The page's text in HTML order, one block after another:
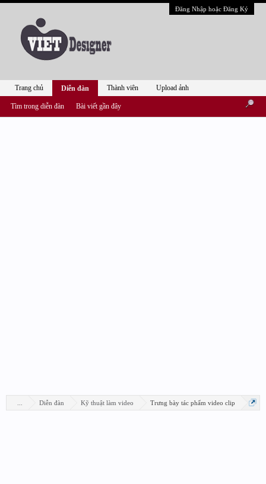
Đăng Nhập hoặc Đăng Ký
Diễn đàn Kỹ thuật làm video Trưng bày tác phẩm video clip
Trang chủ Diễn đàn
Tìm trong diễn đàn Bài viết gần đây
Thành viên Upload ảnh